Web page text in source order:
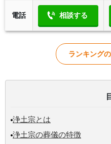
電話 相談する
ランキング
浄土宗とは
浄土宗の葬儀の特徴